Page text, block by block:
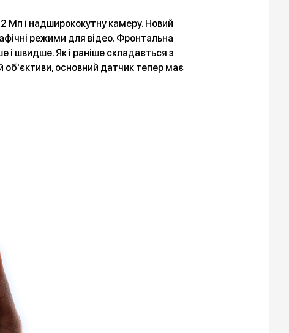
Мп і надширококутну камеру. Новий
режими для відео. Фронтальна
і швидше. Як і раніше складається з
об'єктиви, основний датчик тепер має